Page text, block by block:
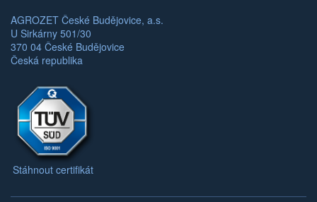
AGROZET České Budějovice, a.s.
U Sirkárny 501/30
370 04 České Budějovice
Česká republika
Stáhnout certifikát